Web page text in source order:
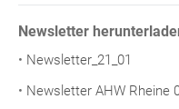
Newsletter
Newsletter_21_01
Newsletter AHW Rheine